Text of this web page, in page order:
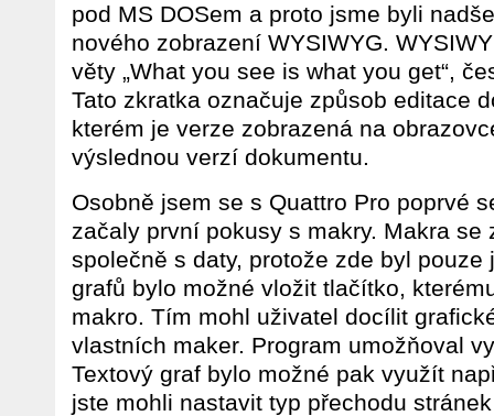
pod MS DOSem a proto jsme byli
nového zobrazení WYSIWYG.
věty „What you see is what you get“,
Tato zkratka označuje způsob editace
kterém je verze zobrazená na
výslednou verzí dokumentu.
Osobně jsem se s Quattro Pro poprvé
začaly první pokusy s makry. Makra se
společně s daty, protože zde byl
grafů bylo možné vložit tlačítko,
makro. Tím mohl uživatel docílit
vlastních maker. Program umožňoval
Textový graf bylo možné pak využít
jste mohli nastavit typ přechodu